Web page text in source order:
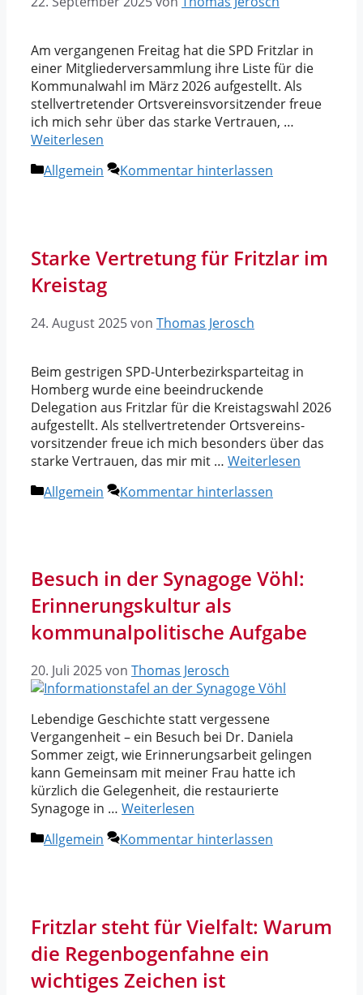
Am vergangenen Freitag hat die SPD Fritzlar in
einer Mitgliederversammlung ihre Liste für die
Kommunalwahl im März 2026 aufgestellt. Als
stellvertretender Ortsvereinsvorsitzender freue
ich mich sehr über das starke Vertrauen, …
Weiterlesen
Kategorien
Allgemein Kommentar hinterlassen
Starke Vertretung für Fritzlar im
Kreistag
24. August 2025von Thomas Jerosch
Beim gestrigen SPD-Unterbezirksparteitag in
Homberg wurde eine beeindruckende
Delegation aus Fritzlar für die Kreistagswahl 2026
aufgestellt. Als stellvertretender Ortsvereins­
vorsitzender freue ich mich besonders über das
starke Vertrauen, das mir mit … Weiterlesen
Kategorien
Allgemein Kommentar hinterlassen
Besuch in der Synagoge Vöhl:
Erinnerungskultur als
kommunalpolitische Aufgabe
20. Juli 2025von Thomas Jerosch
Lebendige Geschichte statt vergessene
Vergangenheit – ein Besuch bei Dr. Daniela
Sommer zeigt, wie Erinnerungsarbeit gelingen
kann Gemeinsam mit meiner Frau hatte ich
kürzlich die Gelegenheit, die restaurierte
Synagoge in … Weiterlesen
Kategorien
Allgemein Kommentar hinterlassen
Fritzlar steht für Vielfalt: Warum
die Regenbogenfahne ein
wichtiges Zeichen ist